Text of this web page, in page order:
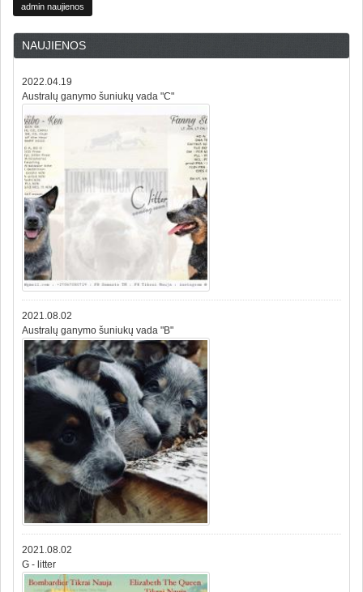
admin naujienos
NAUJIENOS
2022.04.19
Australų ganymo šuniukų vada "C"
2021.08.02
Australų ganymo šuniukų vada "B"
2021.08.02
G - litter